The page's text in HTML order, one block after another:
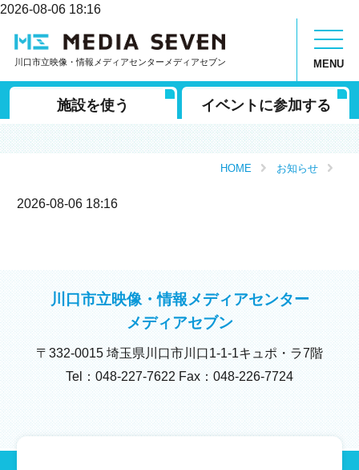
2026-08-06 18:16
川口市立映像・情報メディアセンターメディアセブン MENU
施設を使う イベントに参加する
HOME お知らせ
2026-08-06 18:16
川口市立映像・情報メディアセンター
メディアセブン
〒332-0015 埼玉県川口市川口1-1-1キュポ・ラ7階
Tel：048-227-7622 Fax：048-226-7724